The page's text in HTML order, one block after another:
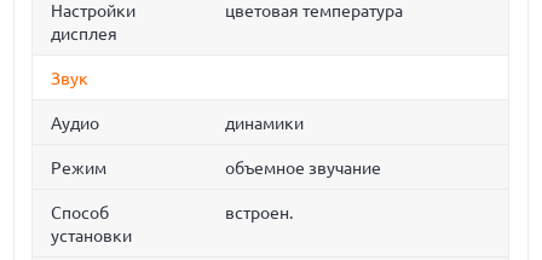
Настройки
дисплея
цветовая температура
Звук
Аудио динамики
Режим объемное звучание
Способ
установки
встроен.